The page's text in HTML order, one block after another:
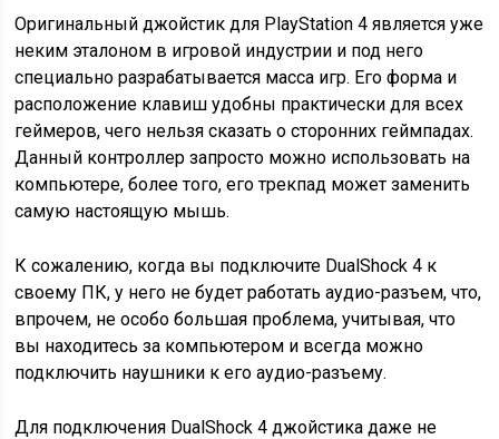
Оригинальный джойстик для PlayStation 4 является уже
неким эталоном в игровой индустрии и под него
специально разрабатывается масса игр. Его форма и
расположение клавиш удобны практически для всех
геймеров, чего нельзя сказать о сторонних геймпадах.
Данный контроллер запросто можно использовать на
компьютере, более того, его трекпад может заменить
самую настоящую мышь.
К сожалению, когда вы подключите DualShock 4 к
своему ПК, у него не будет работать аудио-разъем, что,
впрочем, не особо большая проблема, учитывая, что
вы находитесь за компьютером и всегда можно
подключить наушники к его аудио-разъему.
Для подключения DualShock 4 джойстика даже не